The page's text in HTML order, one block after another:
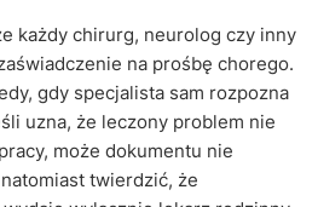
każdy chirurg, neurolog czy inny
na prośbę chorego.
gdy specjalista sam rozpozna
uzna, że leczony problem nie
może dokumentu nie
twierdzić, że